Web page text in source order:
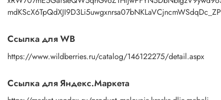
Ссылка для WB
https://www.wildberries.ru/catalog/146122275/detail.aspx
Ссылка для Яндекс.Маркета